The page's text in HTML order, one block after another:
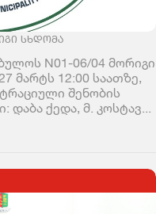
ᲡᲮᲓᲝᲛᲐ
N01-06/04 მორიგი
მარტს 12:00 საათზე,
შენობის
ქედა, მ. კოსტავ...